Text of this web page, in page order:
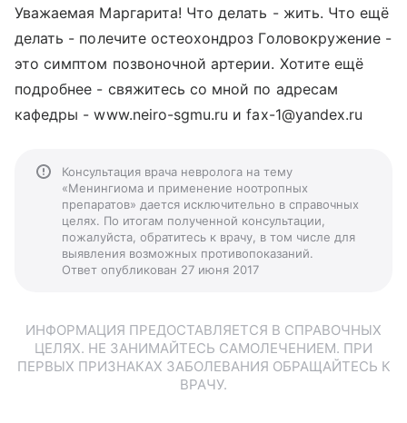
Уважаемая Маргарита! Что делать - жить. Что ещё
делать - полечите остеохондроз Головокружение -
это симптом позвоночной артерии. Хотите ещё
подробнее - свяжитесь со мной по адресам
кафедры - www.neiro-sgmu.ru и fax-1@yandex.ru
Консультация врача невролога на тему
«Менингиома и применение ноотропных
препаратов» дается исключительно в справочных
целях. По итогам полученной консультации,
пожалуйста, обратитесь к врачу, в том числе для
выявления возможных противопоказаний.
Ответ опубликован 27 июня 2017
ИНФОРМАЦИЯ ПРЕДОСТАВЛЯЕТСЯ В СПРАВОЧНЫХ
ЦЕЛЯХ. НЕ ЗАНИМАЙТЕСЬ САМОЛЕЧЕНИЕМ. ПРИ
ПЕРВЫХ ПРИЗНАКАХ ЗАБОЛЕВАНИЯ ОБРАЩАЙТЕСЬ К
ВРАЧУ.